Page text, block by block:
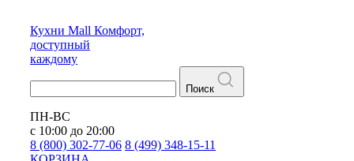
Кухни Mall Комфорт,
доступный
каждому
Поиск
ПН-ВС
с 10:00 до 20:00
8 (800) 302-77-06 8 (499) 348-15-11